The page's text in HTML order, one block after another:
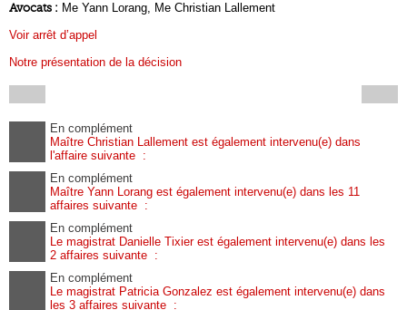
Avocats : Me Yann Lorang, Me Christian Lallement
Voir arrêt d’appel
Notre présentation de la décision
En complément
Maître Christian Lallement est également intervenu(e) dans
l'affaire suivante :
En complément
Maître Yann Lorang est également intervenu(e) dans les 11
affaires suivante :
En complément
Le magistrat Danielle Tixier est également intervenu(e) dans les
2 affaires suivante :
En complément
Le magistrat Patricia Gonzalez est également intervenu(e) dans
les 3 affaires suivante :